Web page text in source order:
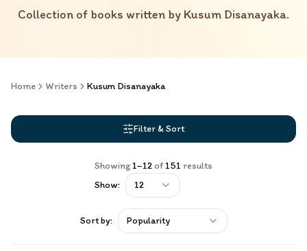
Collection of books written by Kusum Disanayaka.
Home Writers Kusum Disanayaka
Filter & Sort
Showing1–12of151 results
Show:
12
Sort by: Popularity